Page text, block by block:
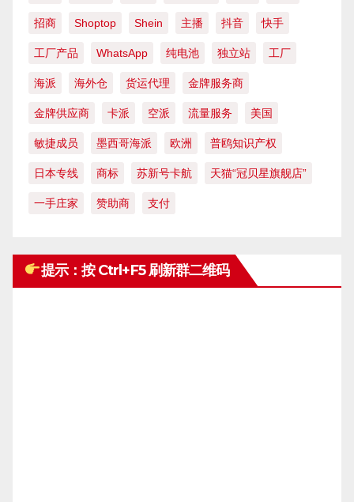
招商 Shoptop Shein 主播 抖音 快手
工厂产品 WhatsApp 纯电池 独立站 工厂
海派 海外仓 货运代理 金牌服务商
金牌供应商 卡派 空派 流量服务 美国
敏捷成员 墨西哥海派 欧洲 普鸥知识产权
日本专线 商标 苏新号卡航 天猫“冠贝星旗舰店”
一手庄家 赞助商 支付
提示：按 Ctrl+F5 刷新群二维码